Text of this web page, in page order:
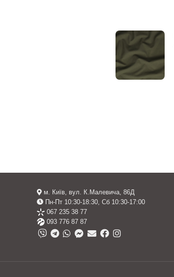
м. Київ, вул. К.Малевича, 86Д
Пн-Пт 10:30-18:30, Сб 10:30-17:00
067 235 38 77
093 776 87 87